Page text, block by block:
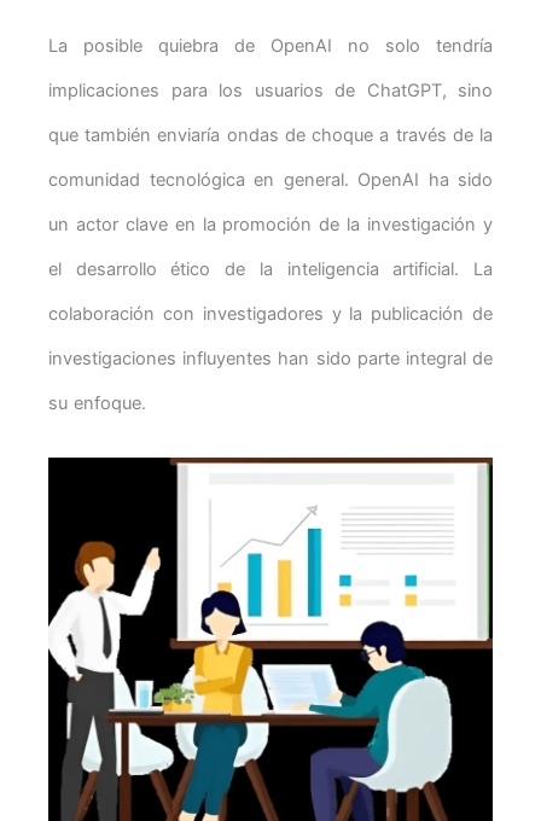
La posible quiebra de OpenAI no solo tendría
implicaciones para los usuarios de ChatGPT, sino
que también enviaría ondas de choque a través de la
comunidad tecnológica en general. OpenAI ha sido
un actor clave en la promoción de la investigación y
el desarrollo ético de la inteligencia artificial. La
colaboración con investigadores y la publicación de
investigaciones influyentes han sido parte integral de
su enfoque.